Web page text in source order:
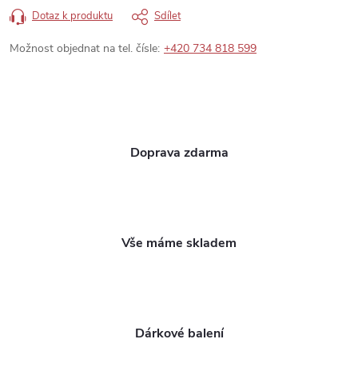
Dotaz k produktu Sdílet
Možnost objednat na tel. čísle: +420 734 818 599
Doprava zdarma
Vše máme skladem
Dárkové balení